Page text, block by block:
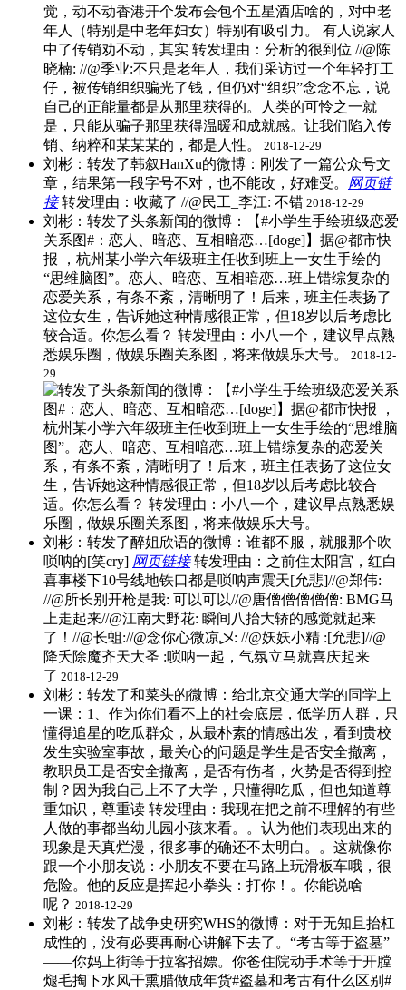
觉，动不动香港开个发布会包个五星酒店啥的，对中老
年人（特别是中老年妇女）特别有吸引力。 有人说家人
中了传销劝不动，其实 ​转发理由：分析的很到位 //@陈
晓楠: //@季业:不只是老年人，我们采访过一个年轻打工
仔，被传销组织骗光了钱，但仍对“组织”念念不忘，说
自己的正能量都是从那里获得的。人类的可怜之一就
是，只能从骗子那里获得温暖和成就感。让我们陷入传
销、纳粹和某某某的，都是人性。
2018-12-29
刘彬：转发了韩叙HanXu的微博：刚发了一篇公众号文
章，结果第一段字号不对，也不能改，好难受。 网页链
接​转发理由：收藏了 //@民工_李江: 不错 2018-12-29
刘彬：转发了头条新闻的微博：【#小学生手绘班级恋爱
关系图#：恋人、暗恋、互相暗恋…[doge]】据@都市快
报 ，杭州某小学六年级班主任收到班上一女生手绘的
“思维脑图”。恋人、暗恋、互相暗恋…班上错综复杂的
恋爱关系，有条不紊，清晰明了！后来，班主任表扬了
这位女生，告诉她这种情感很正常，但18岁以后考虑比
较合适。你怎么看？ ​转发理由：小八一个，建议早点熟
悉娱乐圈，做娱乐圈关系图，将来做娱乐大号。
2018-12-
29
刘彬：转发了醉姐欣语的微博：谁都不服，就服那个吹
唢呐的[笑cry] 网页链接​转发理由：之前住太阳宫，红白
喜事楼下10号线地铁口都是唢呐声震天[允悲]//@郑伟:
//@所长别开枪是我: 可以可以//@唐僧僧僧僧僧: BMG马
上走起来//@江南大野花: 瞬间八抬大轿的感觉就起来
了！//@长蛆://@念你心微凉乄: //@妖妖小精 :[允悲]//@
降夭除魔齐天大圣 :唢呐一起，气氛立马就喜庆起来
了 2018-12-29
刘彬：转发了和菜头的微博：给北京交通大学的同学上
一课：1、作为你们看不上的社会底层，低学历人群，只
懂得追星的吃瓜群众，从最朴素的情感出发，看到贵校
发生实验室事故，最关心的问题是学生是否安全撤离，
教职员工是否安全撤离，是否有伤者，火势是否得到控
制？因为我自己上不了大学，只懂得吃瓜，但也知道尊
重知识，尊重读 ​转发理由：我现在把之前不理解的有些
人做的事都当幼儿园小孩来看。。认为他们表现出来的
现象是天真烂漫，很多事的确还不太明白。。这就像你
跟一个小朋友说：小朋友不要在马路上玩滑板车哦，很
危险。他的反应是挥起小拳头：打你！。你能说啥
呢？ 2018-12-29
刘彬：转发了战争史研究WHS的微博：对于无知且抬杠
成性的，没有必要再耐心讲解下去了。“考古等于盗墓”
——你妈上街等于拉客招嫖。你爸住院动手术等于开膛
煺毛掏下水风干熏腊做成年货#盗墓和考古有什么区别# ​